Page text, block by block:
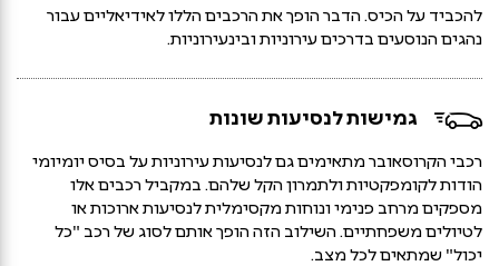
להכביד על הכיס. הדבר הופך את הרכבים הללו לאידיאליים עבור
נהגים הנוסעים בדרכים עירוניות ובינעירוניות.
גמישות לנסיעות שונות
רכבי הקרוסאובר מתאימים גם לנסיעות עירוניות על בסיס יומיומי
הודות לקומפקטיות ולתמרון הקל שלהם. במקביל רכבים אלו
מספקים מרחב פנימי ונוחות מקסימלית לנסיעות ארוכות או
לטיולים משפחתיים. השילוב הזה הופך אותם לסוג של רכב "כל
יכול" שמתאים לכל מצב.